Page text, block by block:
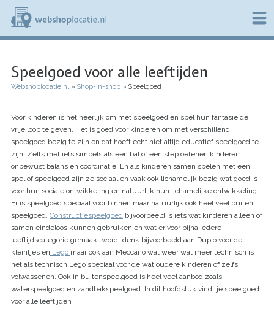
Overslaan
naar
de
b
s
h
l
o
c
a
t
i
e
.
Speelgoed voor alle leeftijden
Kruimelpad
Webshoplocatie.nl Shop-in-shop Speelgoed
Voor kinderen is het heerlijk om met speelgoed en spel hun fantasie de
vrije loop te geven. Het is goed voor kinderen om met verschillend
speelgoed bezig te zijn en dat hoeft echt niet altijd educatief speelgoed te
zijn. Zelfs met iets simpels als een bal of een step oefenen kinderen
onbewust balans en coördinatie. En als kinderen samen spelen met een
spel of speelgoed zijn ze sociaal en vaak ook lichamelijk bezig wat goed is
voor hun sociale ontwikkeling en natuurlijk hun lichamelijke ontwikkeling.
Er is speelgoed speciaal voor binnen maar natuurlijk ook heel veel buiten
speelgoed. Constructiespeelgoed bijvoorbeeld is iets wat kinderen alleen of
samen eindeloos kunnen gebruiken en wat er voor bijna iedere
leeftijdscategorie gemaakt wordt denk bijvoorbeeld aan Duplo voor de
kleintjes en Lego maar ook aan Meccano wat weer wat meer technisch is
net als technisch Lego speciaal voor de wat oudere kinderen of zelfs
volwassenen. Ook in buitenspeelgoed is heel veel aanbod zoals
waterspeelgoed en zandbakspeelgoed. In dit hoofdstuk vindt je speelgoed
voor alle leeftijden